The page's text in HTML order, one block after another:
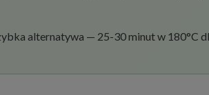
alternatywa — 25-30 minut w 180°C